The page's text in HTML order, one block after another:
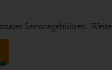
Servicegebühren.